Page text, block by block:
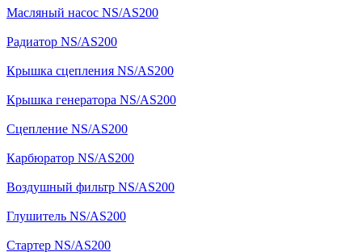
Масляный насос NS/AS200
Радиатор NS/AS200
Крышка сцепления NS/AS200
Крышка генератора NS/AS200
Сцепление NS/AS200
Карбюратор NS/AS200
Воздушный фильтр NS/AS200
Глушитель NS/AS200
Стартер NS/AS200